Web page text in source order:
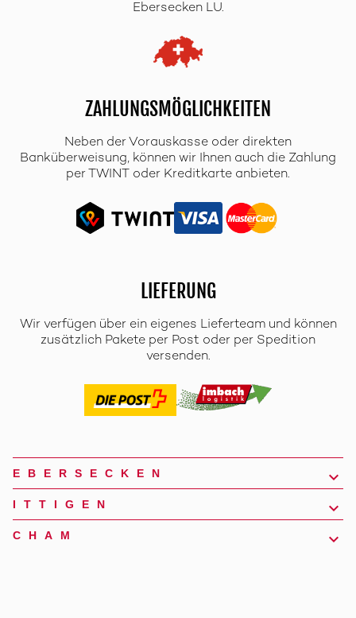
Ebersecken LU.
ZAHLUNGSMÖGLICHKEITEN
Neben der Vorauskasse oder direkten
Banküberweisung, können wir Ihnen auch die Zahlung
per TWINT oder Kreditkarte anbieten.
LIEFERUNG
Wir verfügen über ein eigenes Lieferteam und können
zusätzlich Pakete per Post oder per Spedition
versenden.
EBERSECKEN
ITTIGEN
CHAM